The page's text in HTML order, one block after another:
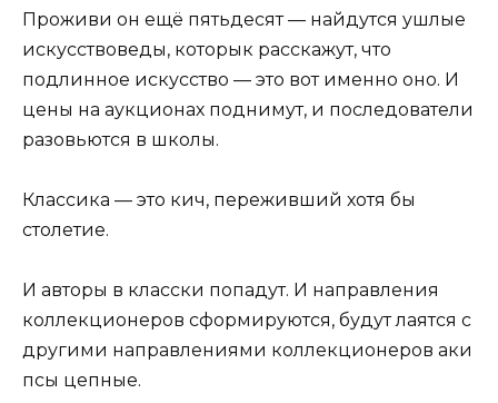
Проживи он ещё пятьдесят — найдутся ушлые
искусствоведы, которык расскажут, что
подлинное искусство — это вот именно оно. И
цены на аукционах поднимут, и последователи
разовьются в школы.
Классика — это кич, переживший хотя бы
столетие.
И авторы в класски попадут. И направления
коллекционеров сформируются, будут лаятся с
другими направлениями коллекционеров аки
псы цепные.